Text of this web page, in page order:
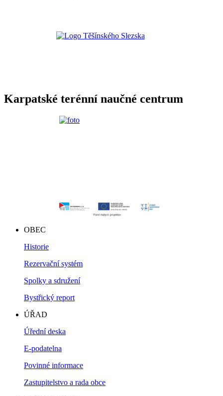
Karpatské terénní naučné centrum
OBEC
Historie
Rezervační systém
Spolky a sdružení
Bystřický report
ÚŘAD
Úřední deska
E-podatelna
Povinné informace
Zastupitelstvo a rada obce